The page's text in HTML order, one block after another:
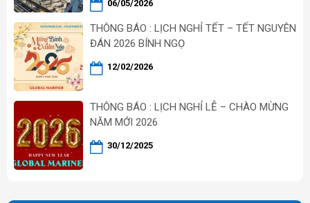
06/05/2026
THÔNG BÁO : LỊCH NGHỈ TẾT – TẾT NGUYÊN
ĐÁN 2026 BÍNH NGỌ
12/02/2026
THÔNG BÁO : LỊCH NGHỈ LỄ – CHÀO MỪNG
NĂM MỚI 2026
30/12/2025